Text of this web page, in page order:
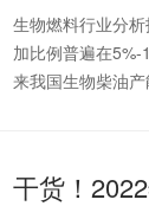
生物燃料行业分
加比例普遍在
来我国生物柴油
干货！